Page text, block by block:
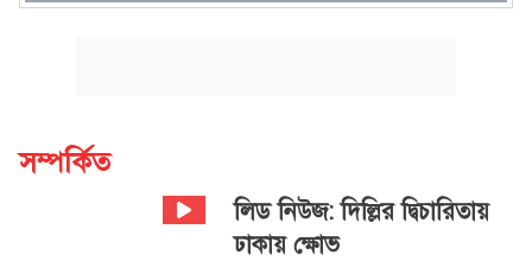
সম্পর্কিত
লিড নিউজ: দিল্লির দ্বিচারিতায়
ঢাকায় ক্ষোভ